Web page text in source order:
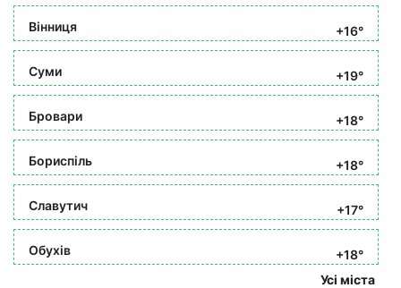
Вінниця +16°
Суми +19°
Бровари +18°
Бориспіль +18°
Славутич +17°
Обухів
+18°
Усі міста